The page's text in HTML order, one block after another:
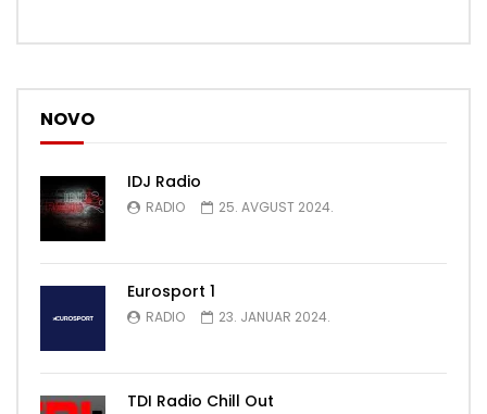
NOVO
IDJ Radio
RADIO 25. AVGUST 2024.
Eurosport 1
RADIO 23. JANUAR 2024.
TDI Radio Chill Out